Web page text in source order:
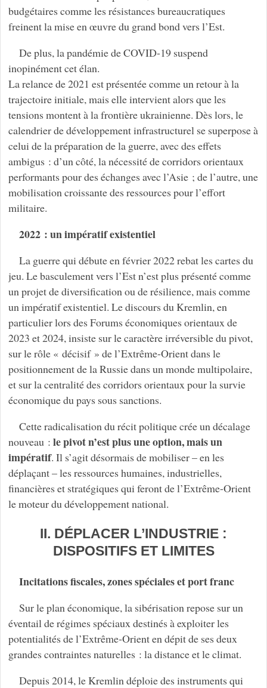
budgétaires comme les résistances bureaucratiques
freinent la mise en œuvre du grand bond vers l’Est.
De plus, la pandémie de COVID-19 suspend
inopinément cet élan.
La relance de 2021 est présentée comme un retour à la
trajectoire initiale, mais elle intervient alors que les
tensions montent à la frontière ukrainienne. Dès lors, le
calendrier de développement infrastructurel se superpose à
celui de la préparation de la guerre, avec des effets
ambigus : d’un côté, la nécessité de corridors orientaux
performants pour des échanges avec l’Asie ; de l’autre, une
mobilisation croissante des ressources pour l’effort
militaire.
2022 : un impératif existentiel
La guerre qui débute en février 2022 rebat les cartes du
jeu. Le basculement vers l’Est n’est plus présenté comme
un projet de diversification ou de résilience, mais comme
un impératif existentiel. Le discours du Kremlin, en
particulier lors des Forums économiques orientaux de
2023 et 2024, insiste sur le caractère irréversible du pivot,
sur le rôle « décisif » de l’Extrême-Orient dans le
positionnement de la Russie dans un monde multipolaire,
et sur la centralité des corridors orientaux pour la survie
économique du pays sous sanctions.
Cette radicalisation du récit politique crée un décalage
nouveau : le pivot n’est plus une option, mais un
impératif. Il s’agit désormais de mobiliser – en les
déplaçant – les ressources humaines, industrielles,
financières et stratégiques qui feront de l’Extrême-Orient
le moteur du développement national.
II. DÉPLACER L’INDUSTRIE :
DISPOSITIFS ET LIMITES
Incitations fiscales, zones spéciales et port franc
Sur le plan économique, la sibérisation repose sur un
éventail de régimes spéciaux destinés à exploiter les
potentialités de l’Extrême‑Orient en dépit de ses deux
grandes contraintes naturelles : la distance et le climat.
Depuis 2014, le Kremlin déploie des instruments qui